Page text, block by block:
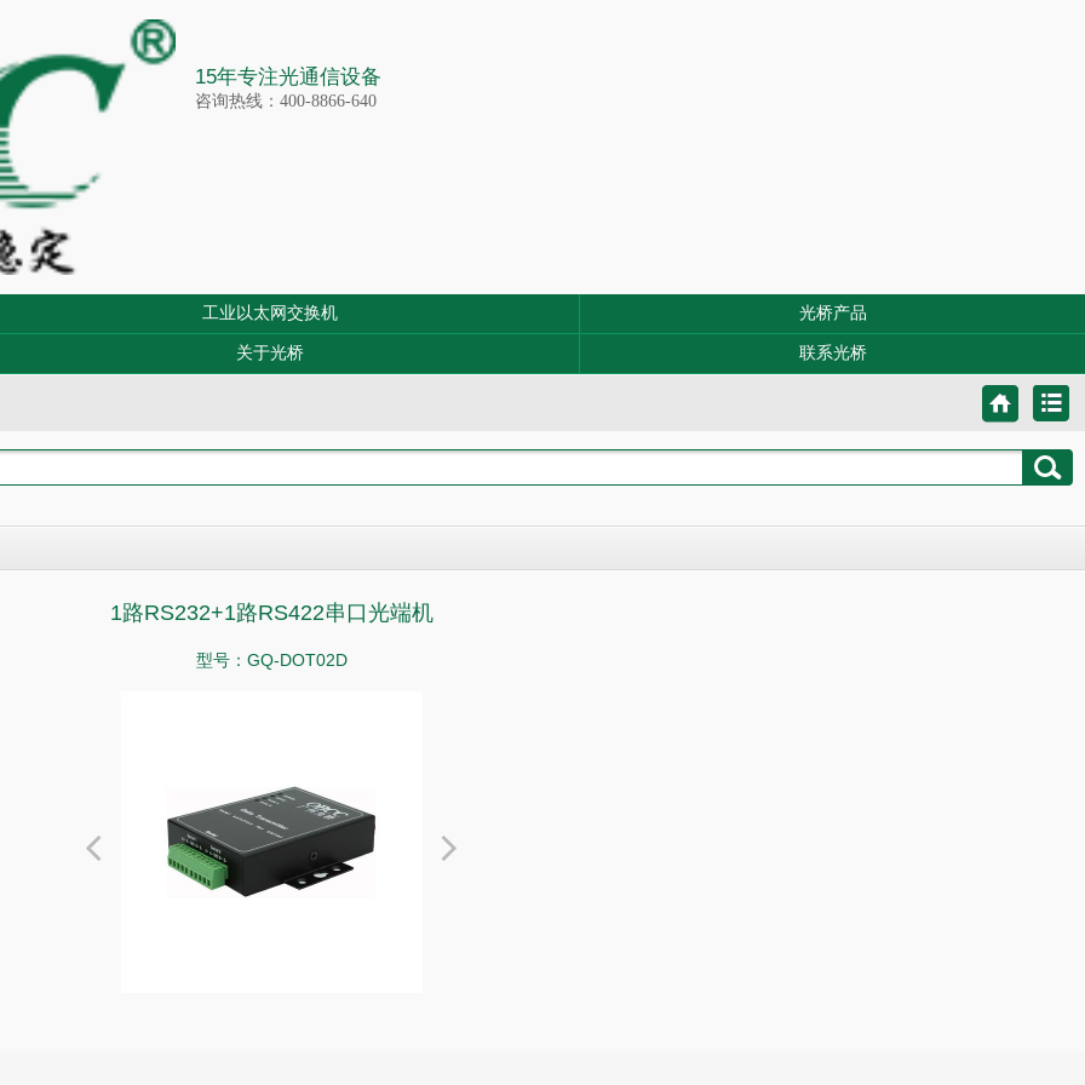
15年专注光通信设备
咨询热线：400-8866-640
工业以太网交换机 光桥产品
关于光桥 联系光桥
1路RS232+1路RS422串口光端机
型号：GQ-DOT02D